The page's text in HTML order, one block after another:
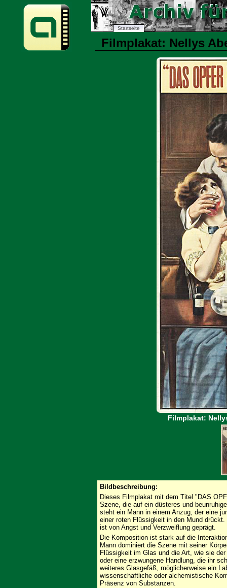
Startseite
Filmplakat: Nellys
Filmplakat:
Bildbeschreibung:
Dieses Filmplakat mit dem Titel "DAS
Szene, die auf ein düsteres und
steht ein Mann in einem Anzug, der eine
einer roten Flüssigkeit in den Mund
ist von Angst und Verzweiflung geprägt.
Die Komposition ist stark auf die
Mann dominiert die Szene mit seiner
Flüssigkeit im Glas und die Art, wie sie
oder eine erzwungene Handlung, die ihr
weiteres Glasgefäß, möglicherweise ein
wissenschaftliche oder alchemistische
Präsenz von Substanzen.